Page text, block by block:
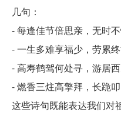
几句：
- 每逢佳节倍思亲，无时不
- 一生多难享福少，劳累终
- 高寿鹤驾何处寻，游居西
- 燃香三炷高擎拜，长跪叩
这些诗句既能表达我们对